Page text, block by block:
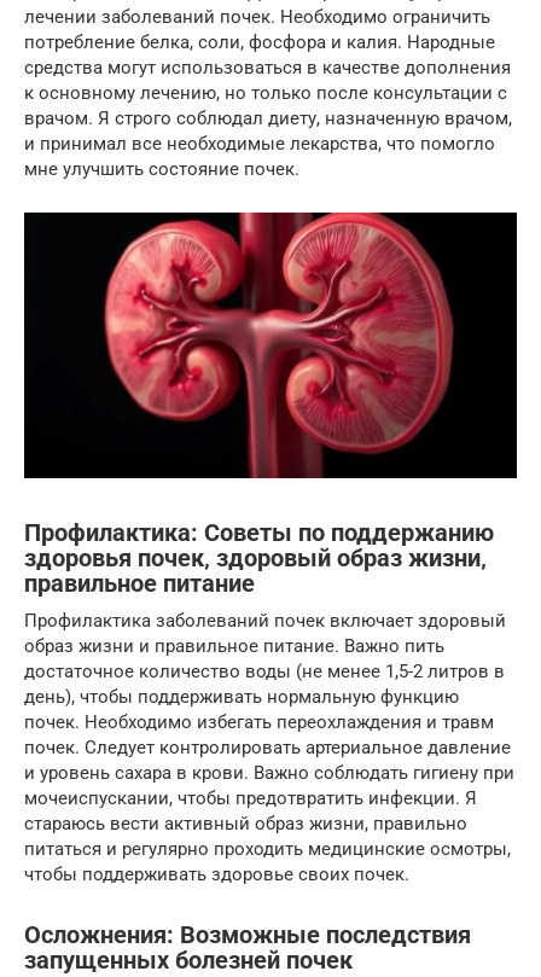
лечении заболеваний почек. Необходимо ограничить
потребление белка, соли, фосфора и калия. Народные
средства могут использоваться в качестве дополнения
к основному лечению, но только после консультации с
врачом. Я строго соблюдал диету, назначенную врачом,
и принимал все необходимые лекарства, что помогло
мне улучшить состояние почек.
Профилактика: Советы по поддержанию
здоровья почек‚ здоровый образ жизни‚
правильное питание
Профилактика заболеваний почек включает здоровый
образ жизни и правильное питание. Важно пить
достаточное количество воды (не менее 1,5-2 литров в
день), чтобы поддерживать нормальную функцию
почек. Необходимо избегать переохлаждения и травм
почек. Следует контролировать артериальное давление
и уровень сахара в крови. Важно соблюдать гигиену при
мочеиспускании, чтобы предотвратить инфекции. Я
стараюсь вести активный образ жизни, правильно
питаться и регулярно проходить медицинские осмотры,
чтобы поддерживать здоровье своих почек.
Осложнения: Возможные последствия
запущенных болезней почек